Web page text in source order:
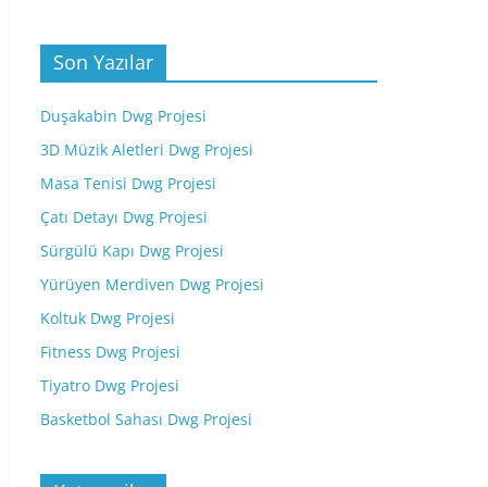
Son Yazılar
Duşakabin Dwg Projesi
3D Müzik Aletleri Dwg Projesi
Masa Tenisi Dwg Projesi
Çatı Detayı Dwg Projesi
Sürgülü Kapı Dwg Projesi
Yürüyen Merdiven Dwg Projesi
Koltuk Dwg Projesi
Fitness Dwg Projesi
Tiyatro Dwg Projesi
Basketbol Sahası Dwg Projesi